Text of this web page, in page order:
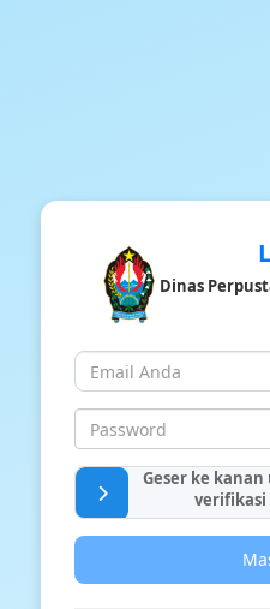
Dinas
Geser ke
verifikasi